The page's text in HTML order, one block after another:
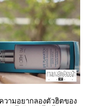
มอยากลองตัวฮิตของ